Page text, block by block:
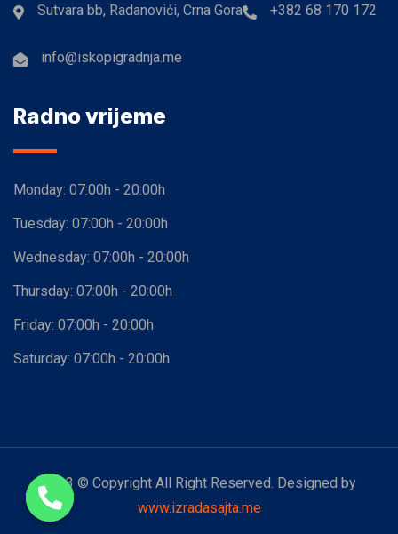
Sutvara bb, Radanovići, Crna Gora +382 68 170 172
info@iskopigradnja.me
Radno vrijeme
Monday: 07:00h - 20:00h
Tuesday: 07:00h - 20:00h
Wednesday: 07:00h - 20:00h
Thursday: 07:00h - 20:00h
Friday: 07:00h - 20:00h
Saturday: 07:00h - 20:00h
2023 © Copyright All Right Reserved. Designed by
www.izradasajta.me